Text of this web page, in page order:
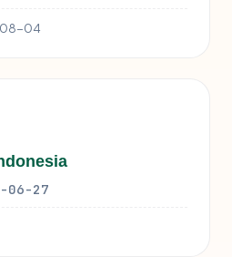
04
06-27